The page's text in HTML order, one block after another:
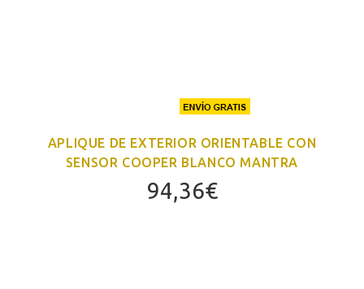
APLIQUE DE EXTERIOR ORIENTABLE CON
SENSOR COOPER BLANCO MANTRA
94,36€